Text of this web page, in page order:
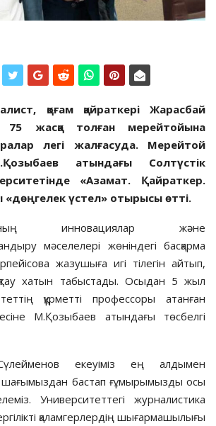
қоғам қайраткері Жарасбай
75 жасқа толған мерейтойына
легі жалғасуда. Мерейтой
атындағы Солтүстік
«Азамат. Қайраткер.
«дөңгелек үстел» отырысы өтті.
инновациялар және
мәселелері жөніндегі басқарма
жазушыға игі тілегін айтып,
хатын табыстады. Осыдан 5 жыл
құрметті профессоры атанған
М.Қозыбаев атындағы төсбелгі
екеуіміз ең алдымен
шағымыздан бастап ғұмырымызды осы
Университеттегі журналистика
қаламгерлердің шығармашылығы